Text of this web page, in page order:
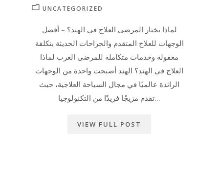
UNCATEGORIZED
لماذا يختار المرضى العلاج في الهند؟ – أفضل
الوجهات للعلاج المتقدم والجراحات الحديثة بتكلفة
معقولة وخدمات متكاملة للمرضى العرب لماذا
العلاج في الهند؟ الهند أصبحت واحدة من الوجهات
الرائدة عالميًا في مجال السياحة العلاجية، حيث
تقدم مزيجًا فريدًا من التكنولوجيا...
VIEW FULL POST